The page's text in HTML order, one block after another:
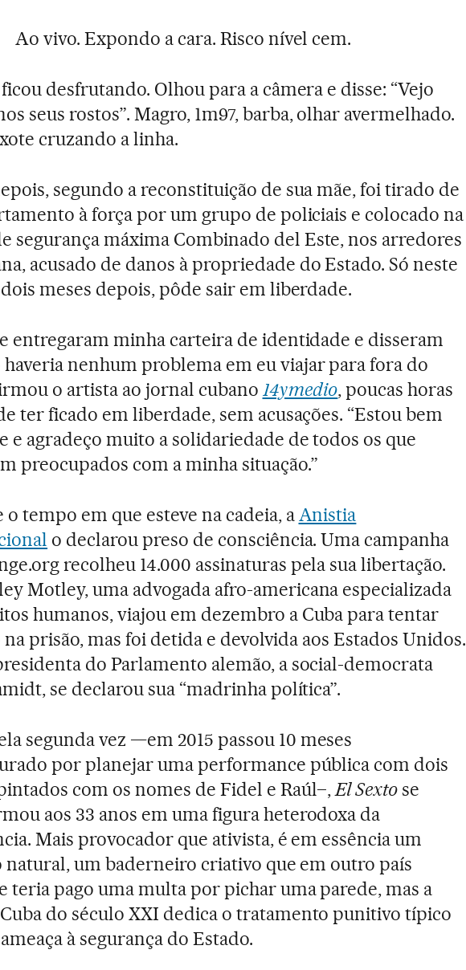
Ao vivo. Expondo a cara. Risco nível cem.
desfrutando. Olhou para a câmera e disse: “Vejo
seus rostos”. Magro, 1m97, barba, olhar avermelhado.
cruzando a linha.
segundo a reconstituição de sua mãe, foi tirado de
à força por um grupo de policiais e colocado na
segurança máxima Combinado del Este, nos arredores
acusado de danos à propriedade do Estado. Só neste
meses depois, pôde sair em liberdade.
entregaram minha carteira de identidade e disseram
haveria nenhum problema em eu viajar para fora do
o artista ao jornal cubano 14ymedio, poucas horas
ter ficado em liberdade, sem acusações. “Estou bem
e agradeço muito a solidariedade de todos os que
preocupados com a minha situação.”
tempo em que esteve na cadeia, aAnistia
o declarou preso de consciência. Uma campanha
recolheu 14.000 assinaturas pela sua libertação.
Motley, uma advogada afro-americana especializada
humanos, viajou em dezembro a Cuba para tentar
prisão, mas foi detida e devolvida aos Estados Unidos.
do Parlamento alemão, a social-democrata
se declarou sua “madrinha política”.
segunda vez —em 2015 passou 10 meses
por planejar uma performance pública com dois
com os nomes de Fidel e Raúl–,El Sexto se
aos 33 anos em uma figura heterodoxa da
Mais provocador que ativista, é em essência um
natural, um baderneiro criativo que em outro país
teria pago uma multa por pichar uma parede, mas a
do século XXI dedica o tratamento punitivo típico
à segurança do Estado.